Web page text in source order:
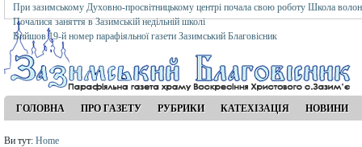
При зазимському Духовно-просвітницькому центрі почала свою роботу Школа
Почалися заняття в Зазимській недільній школі
Вийшов 19-й номер парафіяльної газети Зазимський Благовісник
ГОЛОВНА ПРО ГАЗЕТУ РУБРИКИ КАТЕХІЗАЦІЯ НОВИНИ
Ви тут: Home